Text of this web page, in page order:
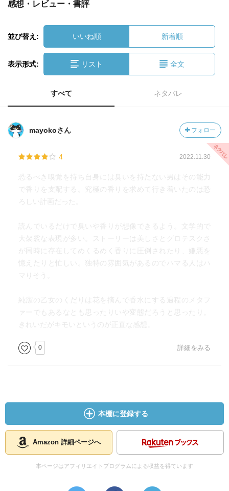
感想・レビュー・書評
並び替え: いいね順 新着順
表示形式: リスト 全文
すべて ネタバレ
mayokoさん フォロー
4 2022.11.30
恐るべき嗅覚を持ち自身には臭いを持たない男はその能力
で香りを支配する。究極の香りを求めて行き着いたのは恐
ろしい計画だった。
読んでいるだけで臭いや香りが想像できるよう。文学的で
大袈裟な表現が多い。ストーリーは美しさとグロテスクさ
が同時に存在してめくるめく香りに圧倒されたり、嫌悪を
憶えたりと忙しい。独特の雰囲気があるのでハマる人はハ
マりそう。
純潔の乙女のくだりは花を摘んで香水にする過程のメタフ
ァーでもあるなとも思ったりいや変態だろうと思ったり。
きれいだがキモいというのが正直な感想。
0 詳細をみる
本棚に登録する
Amazon 詳細ページへ
本ページはアフィリエイトプログラムによる収益を得ています